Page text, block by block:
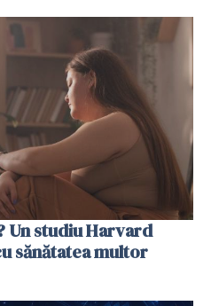
Un studiu Harvard
sănătatea multor